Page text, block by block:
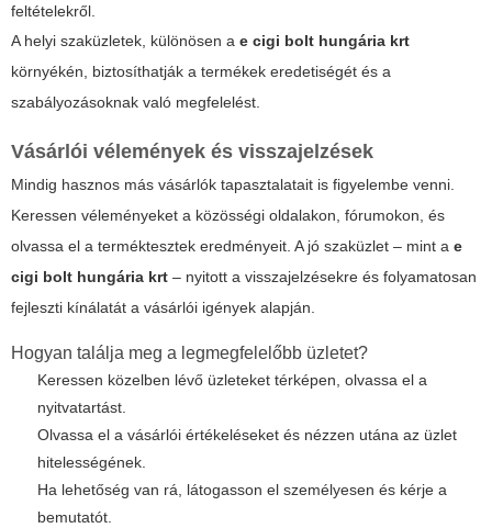
feltételekről.
A helyi szaküzletek, különösen a e cigi bolt hungária krt
környékén, biztosíthatják a termékek eredetiségét és a
szabályozásoknak való megfelelést.
Vásárlói vélemények és visszajelzések
Mindig hasznos más vásárlók tapasztalatait is figyelembe venni.
Keressen véleményeket a közösségi oldalakon, fórumokon, és
olvassa el a terméktesztek eredményeit. A jó szaküzlet – mint a e
cigi bolt hungária krt – nyitott a visszajelzésekre és folyamatosan
fejleszti kínálatát a vásárlói igények alapján.
Hogyan találja meg a legmegfelelőbb üzletet?
Keressen közelben lévő üzleteket térképen, olvassa el a
nyitvatartást.
Olvassa el a vásárlói értékeléseket és nézzen utána az üzlet
hitelességének.
Ha lehetőség van rá, látogasson el személyesen és kérje a
bemutatót.